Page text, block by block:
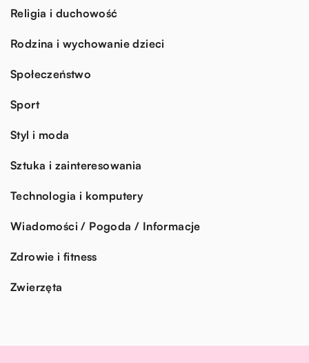
Religia i duchowość
Rodzina i wychowanie dzieci
Społeczeństwo
Sport
Styl i moda
Sztuka i zainteresowania
Technologia i komputery
Wiadomości / Pogoda / Informacje
Zdrowie i fitness
Zwierzęta